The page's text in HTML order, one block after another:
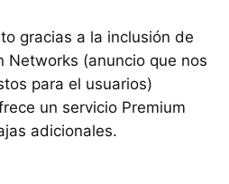
gracias a la inclusión de
Networks (anuncio que nos
para el usuarios)
un servicio Premium
adicionales.